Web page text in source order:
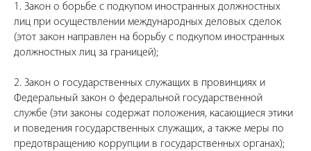
1. Закон о борьбе с подкупом иностранных должностных
лиц при осуществлении международных деловых сделок
(этот закон направлен на борьбу с подкупом иностранных
должностных лиц за границей);
2. Закон о государственных служащих в провинциях и
Федеральный закон о федеральной государственной
службе (эти законы содержат положения, касающиеся этики
и поведения государственных служащих, а также меры по
предотвращению коррупции в государственных органах);